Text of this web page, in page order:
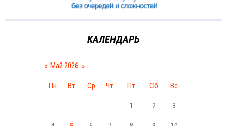
КАЛЕНДАРЬ
« Май 2026 »
Пн Вт Ср Чт Пт Сб Вс
1 2 3